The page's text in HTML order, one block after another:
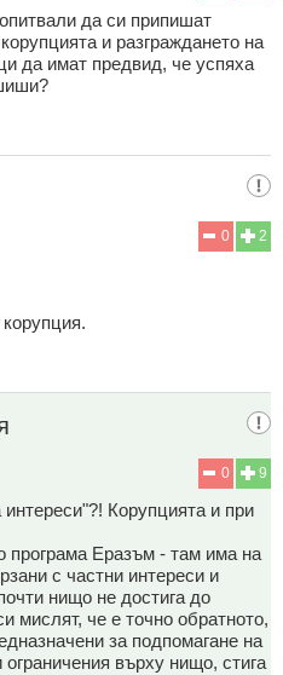
да си припишат
и разграждането на
да имат предвид, че успяха
2
0
9
0
Корупцията и при
програма Еразъм - там има на
с частни интереси и
нищо не достига до
мислят, че е точно обратното,
за подпомагане на
върху нищо, стига